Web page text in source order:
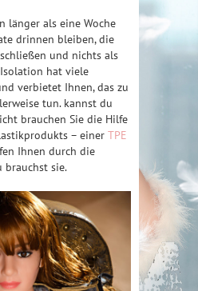
länger als eine Woche
drinnen bleiben, die
und nichts als
hat viele
verbietet Ihnen, das zu
tun. kannst du
brauchen Sie die Hilfe
– einer TPE
Ihnen durch die
brauchst sie.